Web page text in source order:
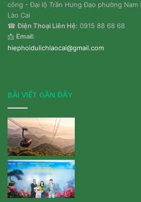
công - Đại lộ Trần Hưng Đạo phường Nam
Lào Cai
☎Điện Thoại Liên Hệ: 0915 88 68 68
📩 Email:
hiephoidulichlaocai@gmail.com
BÀI VIẾT GẦN ĐÂY